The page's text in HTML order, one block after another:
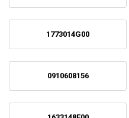
1773014G00
0910608156